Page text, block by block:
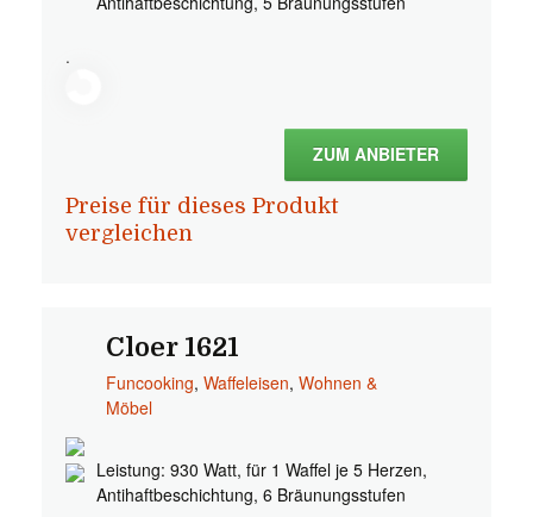
.
ZUM ANBIETER
Preise für dieses Produkt
vergleichen
Cloer 1621
Funcooking, Waffeleisen, Wohnen &
Möbel
Leistung: 930 Watt, für 1 Waffel je 5 Herzen,
Antihaftbeschichtung, 6 Bräunungsstufen